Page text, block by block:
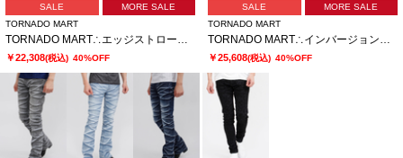
SALE
MORE SALE
TORNADO MART
TORNADO MART∴エッジストロークシューカットデニム
￥22,308(税込) 40%OFF
SALE
MORE SALE
TORNADO MART
TORNADO MART∴インバージョンレオパードスキニーデニム
￥25,608(税込) 40%OFF